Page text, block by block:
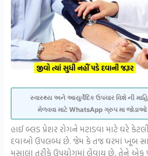
સ્વાસ્થ્ય અને આયુર્વેદિક ઉપચાર વિશે ની
મેળવવા માટે WhatsApp ગ્રુપ મા જોડાઓ
હાઈ બ્લડ પ્રેશર રોગને મટાડવા માટે ઘરે
દવાઓ ઉપલબ્ધ છે. જેમ કે તજ ઘરમાં ખૂબ
મસાલા તરીકે ઉપયોગમાં લેવાય છે, તેને એક